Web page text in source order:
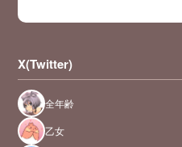
X(Twitter)
全年齢
乙女